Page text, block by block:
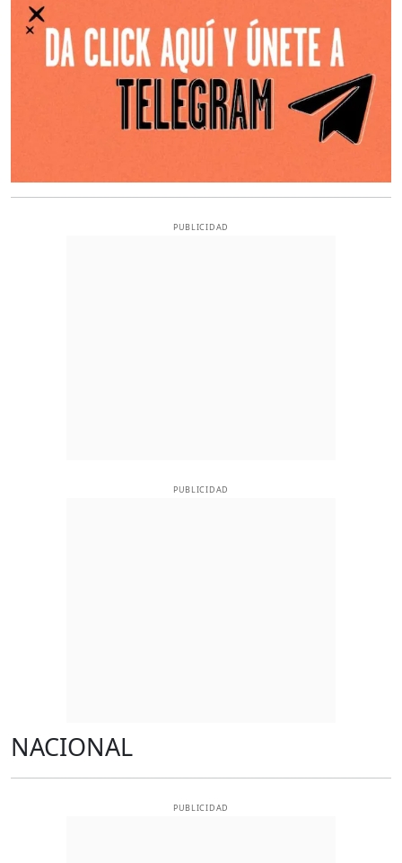
PUBLICIDAD
PUBLICIDAD
NACIONAL
PUBLICIDAD